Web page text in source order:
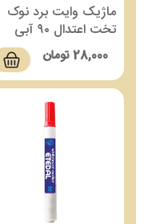
ماژیک وایت برد نوک
تخت اعتدال ۹۰ آبی
28,000تومان